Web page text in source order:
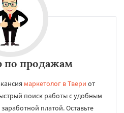
по продажам
маркетолог в Твери от
поиск работы с удобным
платой. Оставьте